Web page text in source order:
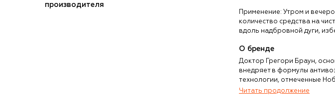
производителя
Применение: Утром и
количество средства на
вдоль надбровной дуги,
О бренде
Доктор Грегори Браун,
внедряет в формулы
технологии, отмеченные
Читать продолжение